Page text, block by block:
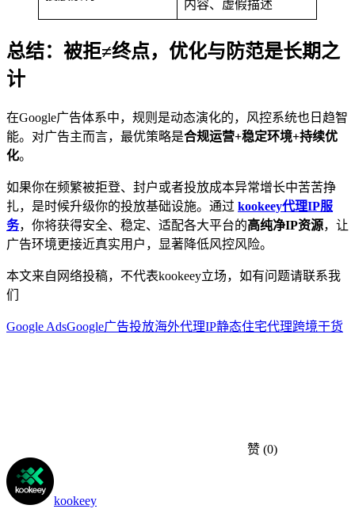
内容、虚假描述
总结：被拒≠终点，优化与防范是长期之
计
在Google广告体系中，规则是动态演化的，风控系统也日趋智
能。对广告主而言，最优策略是合规运营+稳定环境+持续优
化。
如果你在频繁被拒登、封户或者投放成本异常增长中苦苦挣
扎，是时候升级你的投放基础设施。通过 kookeey代理IP服
务，你将获得安全、稳定、适配各大平台的高纯净IP资源，让
广告环境更接近真实用户，显著降低风控风险。
本文来自网络投稿，不代表kookeey立场，如有问题请联系我
们
Google AdsGoogle广告投放海外代理IP静态住宅代理跨境干货
赞 (0)
kookeey